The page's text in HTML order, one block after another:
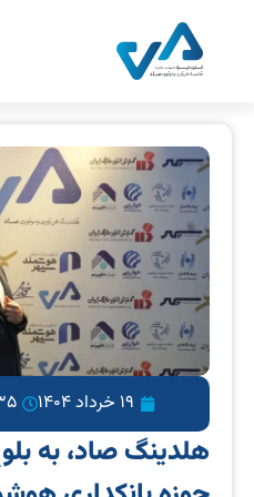
19 خرداد 1404
هلدینگ صاد، به